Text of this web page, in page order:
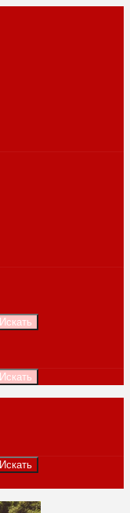
Искать
Искать
Искать